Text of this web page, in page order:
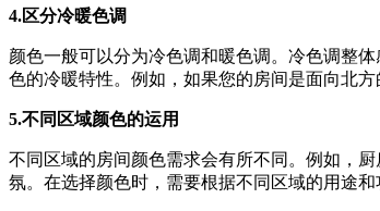
4.区分冷暖色调
颜色一般可以分为冷色调和暖色调。冷色调整
色的冷暖特性。例如，如果您的房间是面向北
5.不同区域颜色的运用
不同区域的房间颜色需求会有所不同。例如，
氛。在选择颜色时，需要根据不同区域的用途和